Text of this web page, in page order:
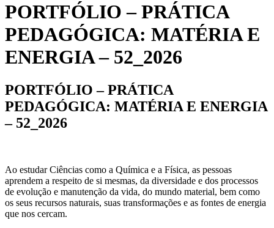
PORTFÓLIO – PRÁTICA
PEDAGÓGICA: MATÉRIA E
ENERGIA – 52_2026
PORTFÓLIO – PRÁTICA
PEDAGÓGICA: MATÉRIA E ENERGIA
– 52_2026
Ao estudar Ciências como a Química e a Física, as pessoas
aprendem a respeito de si mesmas, da diversidade e dos processos
de evolução e manutenção da vida, do mundo material, bem como
os seus recursos naturais, suas transformações e as fontes de energia
que nos cercam.